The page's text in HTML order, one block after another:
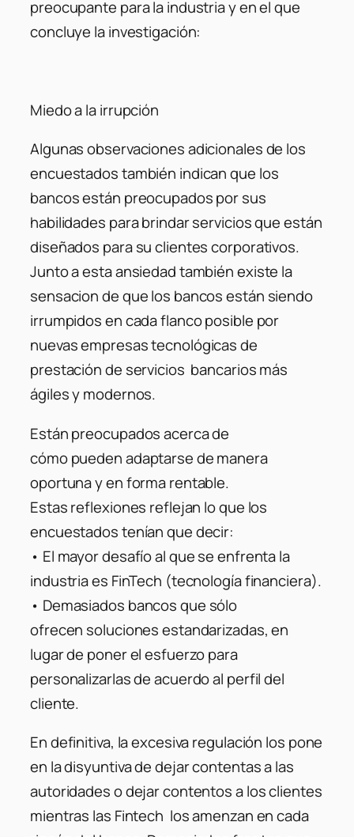
preocupante para la industria y en el que
concluye la investigación:
Miedo a la irrupción
Algunas observaciones adicionales de los
encuestados también indican que los
bancos están preocupados por sus
habilidades para brindar servicios que están
diseñados para su clientes corporativos.
Junto a esta ansiedad también existe la
sensacion de que los bancos están siendo
irrumpidos en cada flanco posible por
nuevas empresas tecnológicas de
prestación de servicios bancarios más
ágiles y modernos.
Están preocupados acerca de
cómo pueden adaptarse de manera
oportuna y en forma rentable.
Estas reflexiones reflejan lo que los
encuestados tenían que decir:
• El mayor desafío al que se enfrenta la
industria es FinTech (tecnología financiera).
• Demasiados bancos que sólo
ofrecen soluciones estandarizadas, en
lugar de poner el esfuerzo para
personalizarlas de acuerdo al perfil del
cliente.
En definitiva, la excesiva regulación los pone
en la disyuntiva de dejar contentas a las
autoridades o dejar contentos a los clientes
mientras las Fintech los amenzan en cada